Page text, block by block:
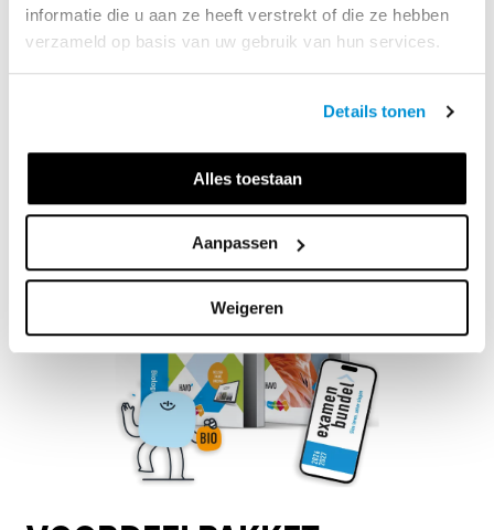
informatie die u aan ze heeft verstrekt of die ze hebben
verzameld op basis van uw gebruik van hun services.
Details tonen
Alles toestaan
Aanpassen
Weigeren
Meer over Examenidioom